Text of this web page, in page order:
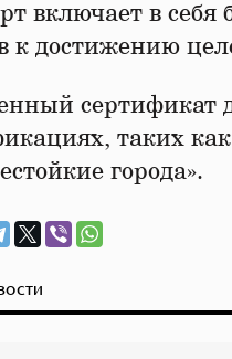
включает в
к достижению
сертификат
таких
города».